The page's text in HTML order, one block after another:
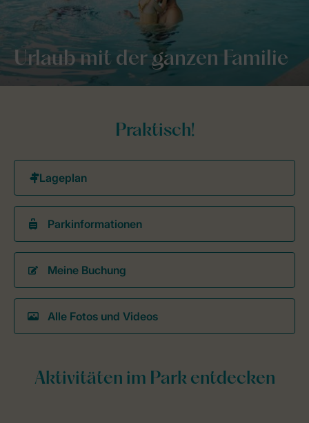
Urlaub mit der ganzen Familie
Praktisch!
Parkinformationen
Meine Buchung
Alle Fotos und Videos